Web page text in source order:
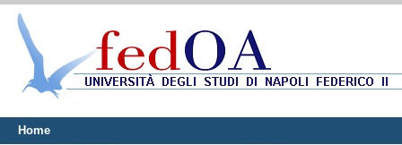
Home